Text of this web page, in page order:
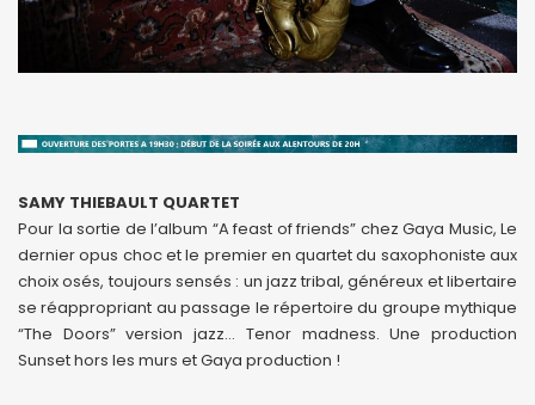
SAMY THIEBAULT QUARTET
Pour la sortie de l’album “A feast of friends” chez Gaya Music, Le
dernier opus choc et le premier en quartet du saxophoniste aux
choix osés, toujours sensés : un jazz tribal, généreux et libertaire
se réappropriant au passage le répertoire du groupe mythique
“The Doors” version jazz… Tenor madness. Une production
Sunset hors les murs et Gaya production !